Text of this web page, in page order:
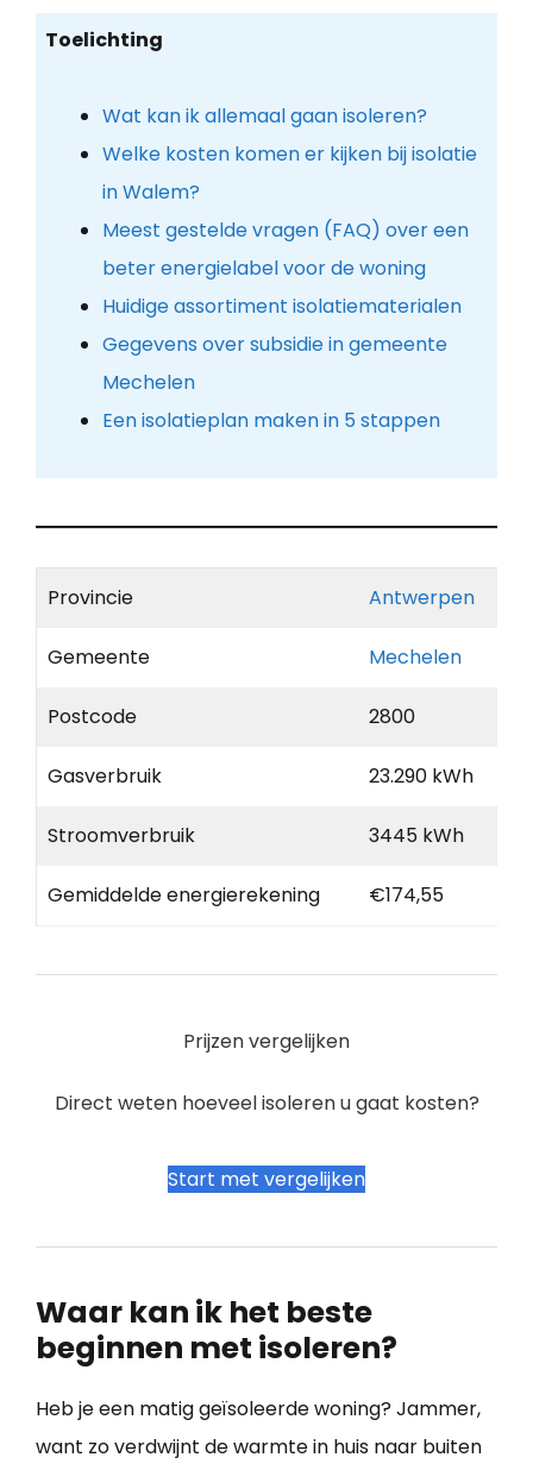
Toelichting
Wat kan ik allemaal gaan isoleren?
Welke kosten komen er kijken bij isolatie
in Walem?
Meest gestelde vragen (FAQ) over een
beter energielabel voor de woning
Huidige assortiment isolatiematerialen
Gegevens over subsidie in gemeente
Mechelen
Een isolatieplan maken in 5 stappen
Provincie Antwerpen
Gemeente Mechelen
Postcode 2800
Gasverbruik 23.290 kWh
Stroomverbruik 3445 kWh
Gemiddelde energierekening €174,55
Prijzen vergelijken
Direct weten hoeveel isoleren u gaat kosten?
Start met vergelijken
Waar kan ik het beste
beginnen met isoleren?
Heb je een matig geïsoleerde woning? Jammer,
want zo verdwijnt de warmte in huis naar buiten